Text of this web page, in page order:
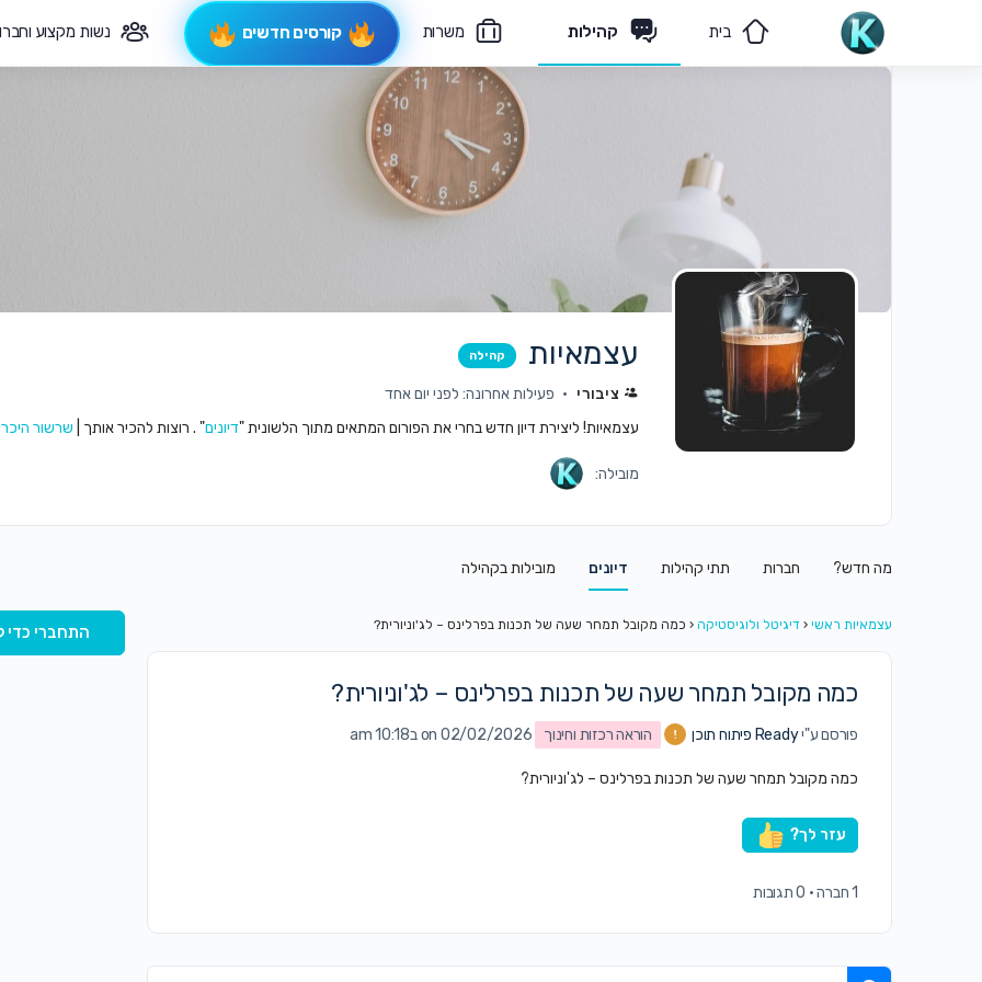
בית קהילות משרות קורסים חדשים נשות מקצוע
פיקוח תורני
עצמאיות קהילה
ציבורי
פעילות אחרונה: לפני יום אחד
עצמאיות! ליצירת דיון חדש בחרי את הפורום המתאים מתוך הלשונית "דיונים" . רוצות להכיר אותך | שרשור
מובילה:
מה חדש? חברות תתי קהילות דיונים מובילות בקהילה
עצמאיות ראשי ‹ דיגיטל ולוגיסטיקה ‹ כמה מקובל תמחר שעה של תכנות בפרלינס – לג'וניורית?
כמה מקובל תמחר שעה של תכנות בפרלינס – לג'וניורית?
פורסם ע"יReady פיתוח תוכן הוראה רכזות וחינוך on 02/02/2026 ב10:18 am
כמה מקובל תמחר שעה של תכנות בפרלינס – לג'וניורית?
עזר לך?
1 חברה · 0 תגובות
התחברי כדי